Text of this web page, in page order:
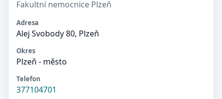
Fakultní nemocnice Plzeň
Adresa
Alej Svobody 80, Plzeň
Okres
Plzeň - město
Telefon
377104701